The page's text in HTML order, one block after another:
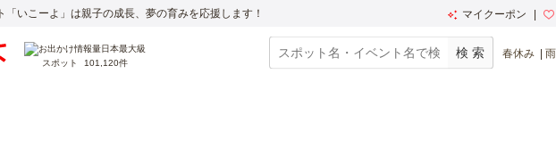
いこーよ」は親子の成長、夢の育みを応援します！ マイクーポン
スポット 101,120件
春休み